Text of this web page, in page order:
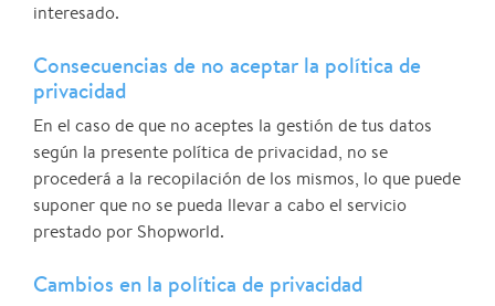
interesado.
Consecuencias de no aceptar la política de
privacidad
En el caso de que no aceptes la gestión de tus datos
según la presente política de privacidad, no se
procederá a la recopilación de los mismos, lo que puede
suponer que no se pueda llevar a cabo el servicio
prestado por Shopworld.
Cambios en la política de privacidad